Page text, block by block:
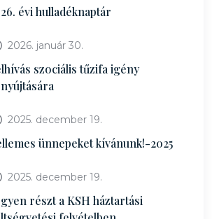
évi hulladéknaptár
2026. január 30.
szociális tűzifa igény
2025. december 19.
ünnepeket kívánunk!-2025
2025. december 19.
részt a KSH háztartási